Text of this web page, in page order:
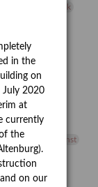
Lehmbruck
Remise
Pohlhof
Rehfeld
Video
Videokunst
Wolf and Dog
in the
on
July 2020
at
currently
the
on our